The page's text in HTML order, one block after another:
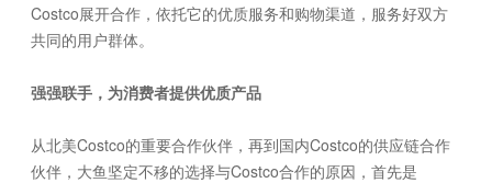
Costco展开合作，依托它的优质服务和购物渠道，服务好双方
共同的用户群体。
强强联手，为消费者提供优质产品
从北美Costco的重要合作伙伴，再到国内Costco的供应链合作
伙伴，大鱼坚定不移的选择与Costco合作的原因，首先是